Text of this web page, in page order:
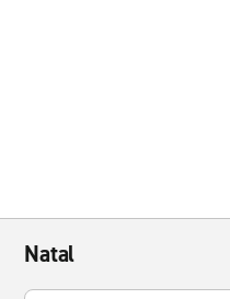
Natal